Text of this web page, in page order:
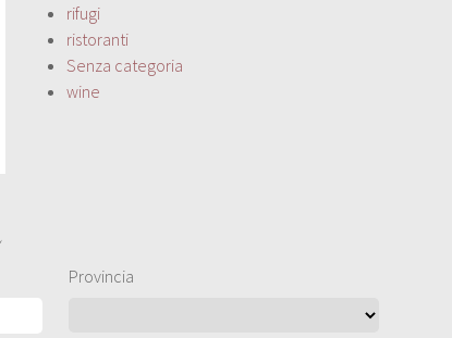
rifugi
ristoranti
Senza categoria
wine
Provincia